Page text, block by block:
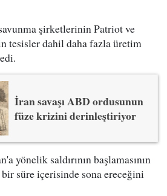
şirketlerinin Patriot ve
tesisler dahil daha fazla üretim
İran savaşı ABD ordusunun
füze krizini derinleştiriyor
yönelik saldırının başlamasının
bir süre içerisinde sona ereceğini